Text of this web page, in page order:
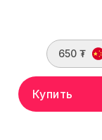
650 ₮
Купить